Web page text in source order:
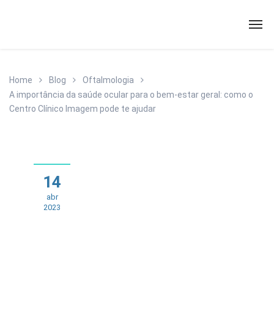
Home Blog
Oftalmologia
A importância da saúde ocular para o bem-estar geral: como o
Centro Clínico Imagem pode te ajudar
14
abr
2023